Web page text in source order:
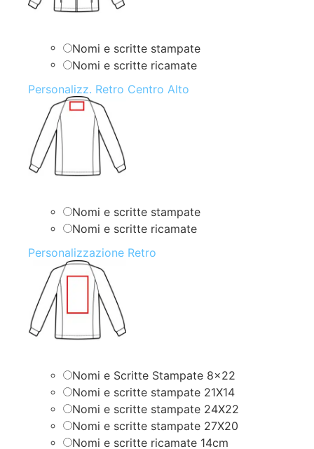
Nomi e scritte stampate
Nomi e scritte ricamate
Personalizz. Retro Centro Alto
Nomi e scritte stampate
Nomi e scritte ricamate
Personalizzazione Retro
Nomi e Scritte Stampate 8×22
Nomi e scritte stampate 21X14
Nomi e scritte stampate 24X22
Nomi e scritte stampate 27X20
Nomi e scritte ricamate 14cm